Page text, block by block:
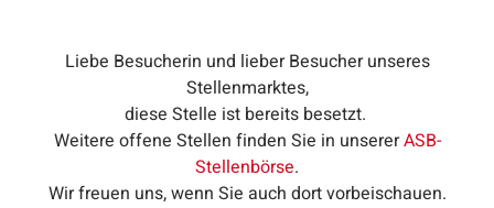
Liebe Besucherin und lieber Besucher unseres
Stellenmarktes,
diese Stelle ist bereits besetzt.
Weitere offene Stellen finden Sie in unsererASB-
Stellenbörse.
Wir freuen uns, wenn Sie auch dort vorbeischauen.